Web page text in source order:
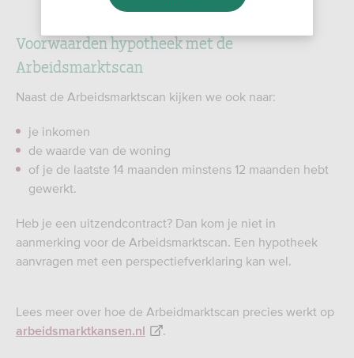
Voorwaarden hypotheek met de
Arbeidsmarktscan
Naast de Arbeidsmarktscan kijken we ook naar:
je inkomen
de waarde van de woning
of je de laatste 14 maanden minstens 12 maanden hebt
gewerkt.
Heb je een uitzendcontract? Dan kom je niet in
aanmerking voor de Arbeidsmarktscan. Een hypotheek
aanvragen met een perspectiefverklaring kan wel.
Lees meer over hoe de Arbeidmarktscan precies werkt op
arbeidsmarktkansen.nl .